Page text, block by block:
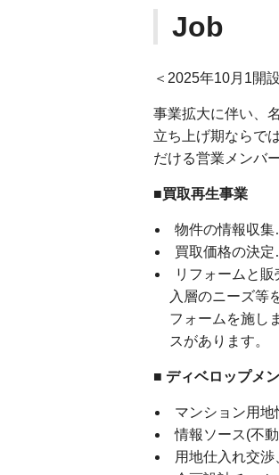
Job
＜2025年10月1開
事業拡大に伴い、
立ち上げ期ならで
だける営業メンバ
■買取再生事業
物件の情報収
買取価格の決
リフォームと
入層のニーズ等
フォームを施し
スがあります。
■ ディベロップメ
マンション用
情報ソース(不
用地仕入れ交